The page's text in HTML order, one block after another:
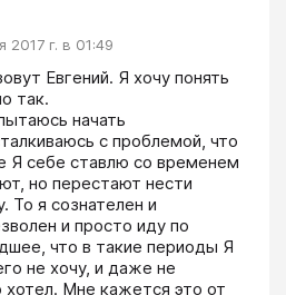
2017 г. в 01:49
Евгений. Я хочу понять
так.
начать
с проблемой, что
Я себе ставлю со временем
но перестают нести
То я сознателен и
и просто иду по
что в такие периоды Я
не хочу, и даже не
Мне кажется это от